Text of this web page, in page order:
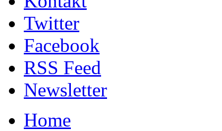
Twitter
Facebook
RSS Feed
Newsletter
Home